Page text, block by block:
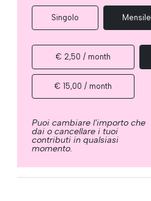
Singolo Mensile
€ 2,50 / month
€ 15,00 / month
Puoi cambiare l'importo che
dai o cancellare i tuoi
contributi in qualsiasi
momento.